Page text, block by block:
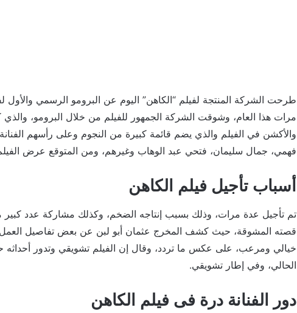
طرحت الشركة المنتجة لفيلم “الكاهن” اليوم عن البرومو الرسمي والأول
مرات هذا العام، وشوقت الشركة الجمهور للفيلم من خلال البرومو،
والأكشن في الفيلم والذي يضم قائمة كبيرة من النجوم وعلى رأسهم
فهمي، جمال سليمان، فتحي عبد الوهاب وغيرهم، ومن المتوقع عرض الفيلم
أسباب تأجيل فيلم الكاهن
تم تأجيل عدة مرات، وذلك بسبب إنتاجه الضخم، وكذلك مشاركة عدد كبير
قصته المشوقة، حيث كشف المخرج عثمان أبو لبن عن بعض تفاصيل
خيالي ومرعب، على عكس ما تردد، وقال إن الفيلم تشويقي وتدور
الحالي، وفي إطار تشويقي.
دور الفنانة درة فى فيلم الكاهن